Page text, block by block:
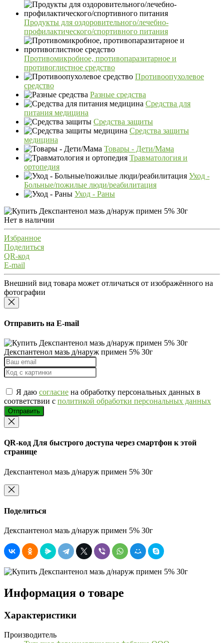
Продукты для оздоровительного/лечебно-
профилактического/спортивного питания
Противомикробное, противопаразитарное и
противоглистное средство
Противоопухолевое
средство
Разные средства
Средства для
питания медицина
Средства защиты
Средства защиты
медицина
Товары - Дети/Мама
Травматология и
ортопедия
Уход -
Больные/пожилые люди/реабилитация
Уход - Раны
Нет в наличии
Избранное
Поделиться
QR-код
E-mail
Внешний вид товара может отличаться от изображённого на
фотографии
Отправить на E-mail
Декспантенол мазь д/наруж примен 5% 30г
Я даю согласие на обработку персональных данных в
соответствии с политикой обработки персональных данных
Отправить
QR-код Для быстрого доступа через смартфон к этой
странице
Декспантенол мазь д/наруж примен 5% 30г
Поделиться
Декспантенол мазь д/наруж примен 5% 30г
Информация о товаре
Характеристики
Производитель